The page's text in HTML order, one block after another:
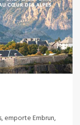
emporte Embrun,